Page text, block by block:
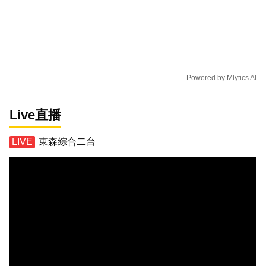
Powered by Mlytics AI
Live直播
東森綜合二台